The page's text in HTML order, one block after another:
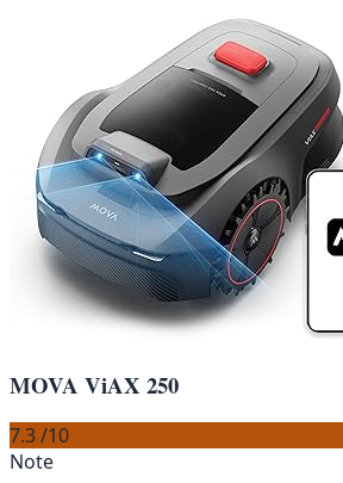
MOVA ViAX 250
7.3/10
Note